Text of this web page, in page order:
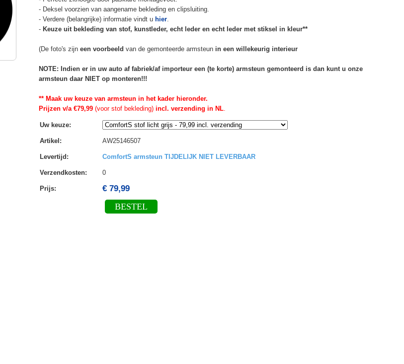
- Deksel voorzien van aangename bekleding en clipsluiting.
- Verdere (belangrijke) informatie vindt u hier.
- Keuze uit bekleding van stof, kunstleder, echt leder en echt leder met stiksel in kleur**
(De foto's zijn een voorbeeld van de gemonteerde armsteun in een willekeurig interieur
NOTE: Indien er in uw auto af fabriek/af importeur een (te korte) armsteun gemonteerd is dan kunt u onze
armsteun daar NIET op monteren!!!
** Maak uw keuze van armsteun in het kader hieronder.
Prijzen v/a €79,99(voor stof bekleding)incl. verzending in NL.
Uw keuze:
Artikel : AW25146507
Levertijd : ComfortS armsteun TIJDELIJK NIET LEVERBAAR
Verzendkosten: 0
Prijs: € 79,99
BESTEL